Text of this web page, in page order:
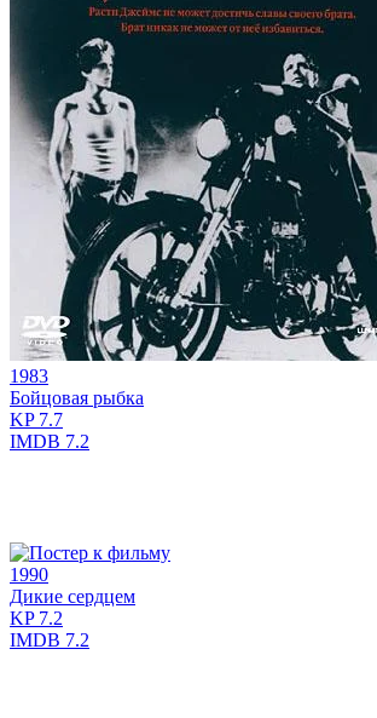
1983
Бойцовая рыбка
KP7.7
IMDB 7.2
1990
Дикие сердцем
KP7.2
IMDB 7.2